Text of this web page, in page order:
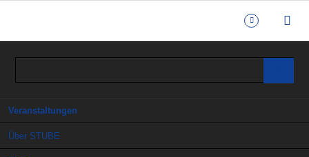
Veranstaltungen
Über STUBE